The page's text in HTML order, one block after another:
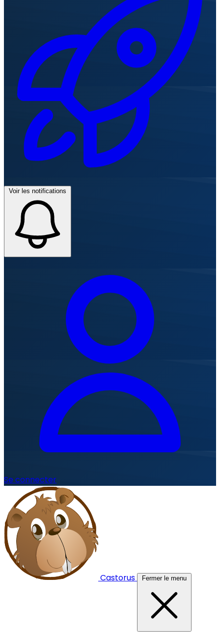
Voir les notifications
Se connecter
Castorus Fermer le menu